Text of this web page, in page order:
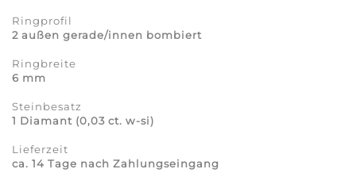
Ringprofil
2 außen gerade/innen bombiert
Ringbreite
6 mm
Steinbesatz
1 Diamant (0,03 ct. w-si)
Lieferzeit
ca. 14 Tage nach Zahlungseingang